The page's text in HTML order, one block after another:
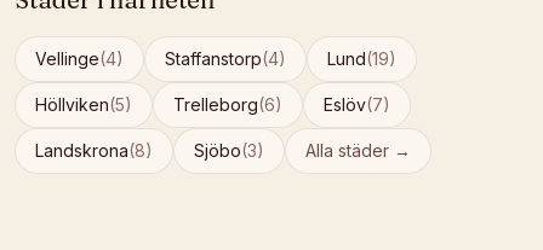
Vellinge(4) Staffanstorp(4) Lund(19)
Höllviken(5) Trelleborg(6) Eslöv(7)
Landskrona(8) Sjöbo(3) Alla städer →